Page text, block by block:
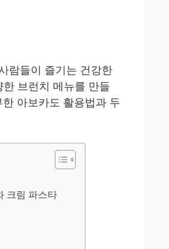
람들이 즐기는 건강한
브런치 메뉴를 만들
아보카도 활용법과 두
크림 파스타